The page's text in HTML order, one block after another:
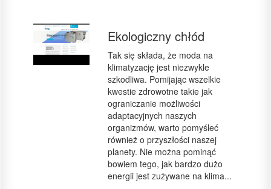
Ekologiczny chłód
Tak się składa, że moda na
klimatyzację jest niezwykle
szkodliwa. Pomijając wszelkie
kwestie zdrowotne takie jak
ograniczanie możliwości
adaptacyjnych naszych
organizmów, warto pomyśleć
również o przyszłości naszej
planety. Nie można pominąć
bowiem tego, jak bardzo dużo
energii jest zużywane na klima...